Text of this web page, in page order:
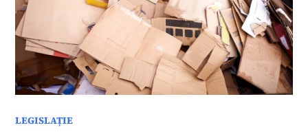
LEGISLAȚIE